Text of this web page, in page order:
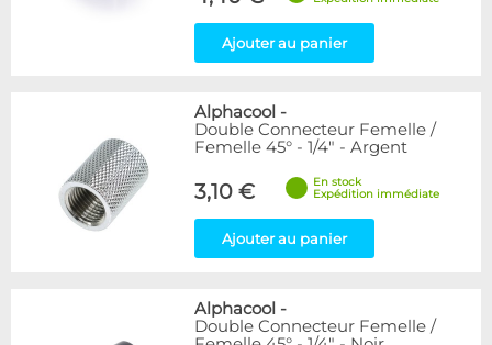
Ajouter au panier
Alphacool -
Double Connecteur Femelle /
Femelle 45° - 1/4" - Argent
3,10 €
En stock
Expédition immédiate
Ajouter au panier
Alphacool -
Double Connecteur Femelle /